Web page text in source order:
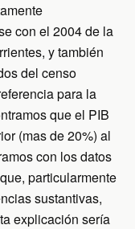
con el 2004 de la
y también
del censo
para la
que el PIB
(mas de 20%) al
con los datos
particularmente
sustantivas,
explicación sería